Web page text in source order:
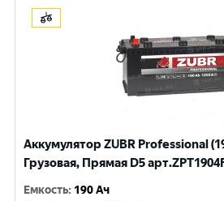
Аккумулятор ZUBR Professional
Грузовая, Прямая D5
Емкость: 190 Ач